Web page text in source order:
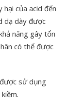
hại của acid đến
dạ dày được
năng gây tổn
có thể được
sử dụng